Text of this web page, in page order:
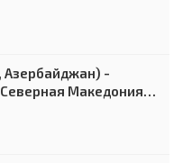
Азербайджан) -
Македония) -